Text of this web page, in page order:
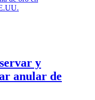
y
anular de